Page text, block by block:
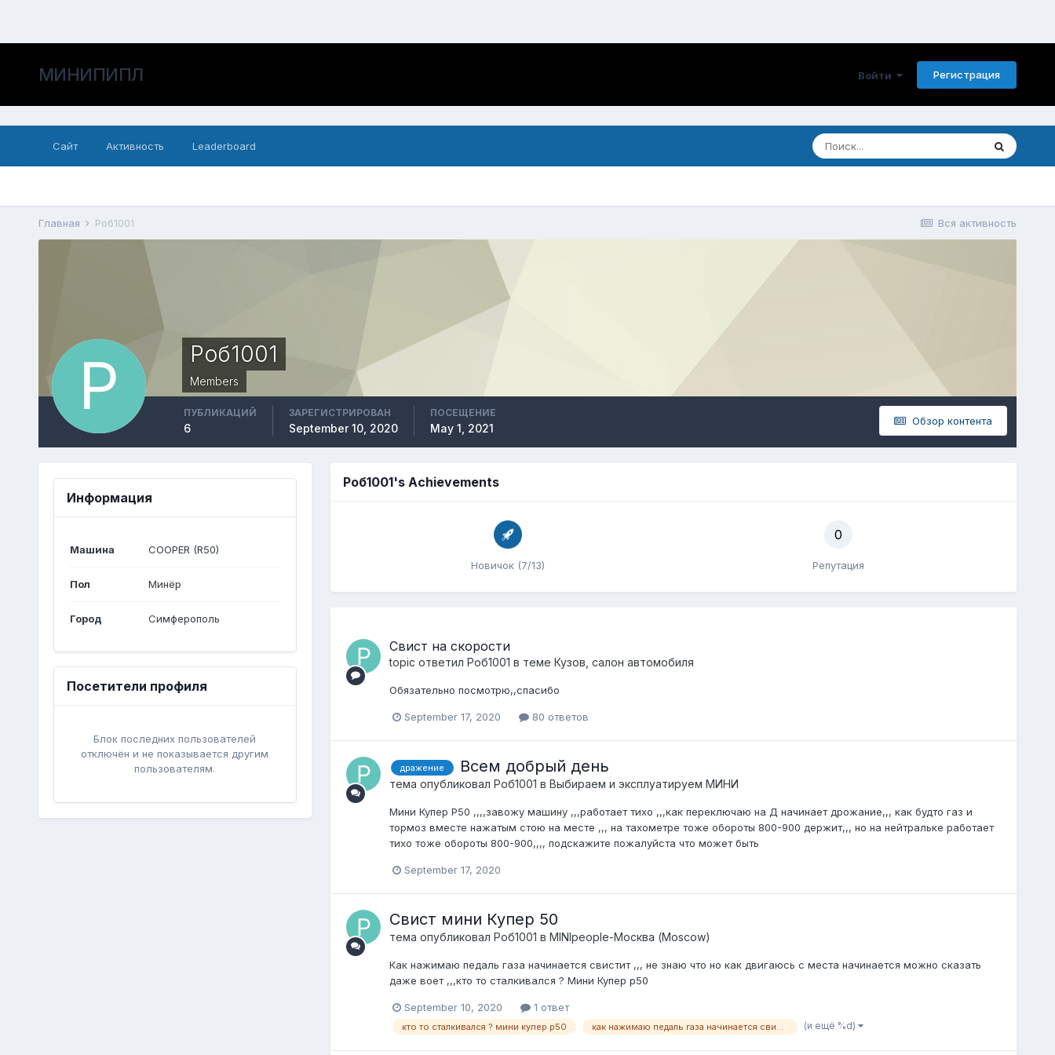
МИНИПИПЛ Войти Регистрация
Сайт Активность Leaderboard
Вся активность
Главная Роб1001
Роб1001
Members
Обзор контента
ПУБЛИКАЦИЙ
6
ЗАРЕГИСТРИРОВАН
September 10, 2020
ПОСЕЩЕНИЕ
May 1, 2021
Информация
Машина COOPER (R50)
Пол Минёр
Город Симферополь
Посетители профиля
Блок последних пользователей
отключён и не показывается другим
пользователям.
Роб1001's Achievements
Новичок (7/13)
0
Репутация
Свист на скорости
topic ответил Роб1001 в теме Кузов, салон автомобиля
Обязательно посмотрю,,спасибо
September 17, 2020 80 ответов
дражение Всем добрый день
тема опубликовал Роб1001 в Выбираем и эксплуатируем МИНИ
Мини Купер Р50 ,,,,завожу машину ,,,работает тихо ,,,как переключаю на Д начинает дрожание,,, как будто газ и
тормоз вместе нажатым стою на месте ,,, на тахометре тоже обороты 800-900 держит,,, но на нейтральке работает
тихо тоже обороты 800-900,,,, подскажите пожалуйста что может быть
September 17, 2020
Свист мини Купер 50
тема опубликовал Роб1001 в MINIpeople-Москва (Moscow)
Как нажимаю педаль газа начинается свистит ,,, не знаю что но как двигаюсь с места начинается можно сказать
даже воет ,,,кто то сталкивался ? Мини Купер р50
September 10, 2020 1 ответ
кто то сталкивался ? мини купер р50 как нажимаю педаль газа начинается свистит (и ещё %d)